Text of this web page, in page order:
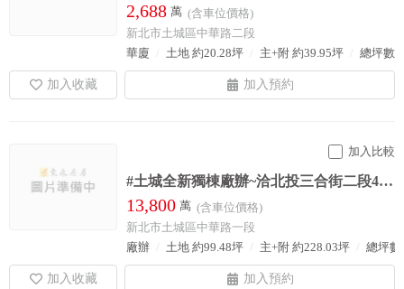
2,688 萬 (含車位價格)
新北市土城區中華路二段
華廈
土地 約20.28坪 主+附 約39.95坪 總坪數
加入比較
#土城全新獨棟廠辦~洽北投三合街二段480號0228967788
13,800 萬 (含車位價格)
新北市土城區中華路一段
廠辦
土地 約99.48坪 主+附 約228.03坪 總坪